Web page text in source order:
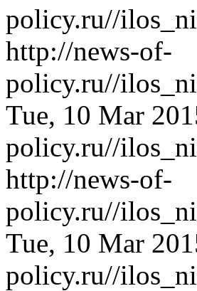
policy.ru//
http://news-of-
policy.ru//
Tue, 10 Mar
policy.ru//
http://news-of-
policy.ru//
Tue, 10 Mar
policy.ru//